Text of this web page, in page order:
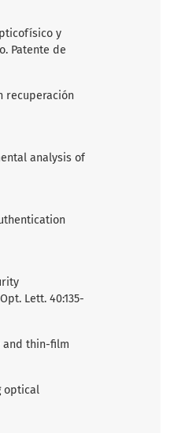
y
Patente de
recuperación
analysis of
Lett. 40:135-
and thin-film
optical